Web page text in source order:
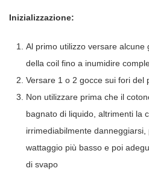
Inizializzazione:
Al primo utilizzo versare alcune
della coil fino a inumidire
Versare 1 o 2 gocce sui fori del
Non utilizzare prima che il
bagnato di liquido, altrimenti la
irrimediabilmente
wattaggio più basso e poi
di svapo